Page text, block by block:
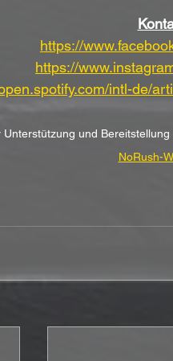
https://
https://
intl-de/
Unterstützung und
NoRush-